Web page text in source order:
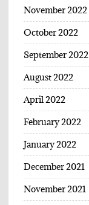
November 2022
October 2022
September 2022
August 2022
April 2022
February 2022
January 2022
December 2021
November 2021